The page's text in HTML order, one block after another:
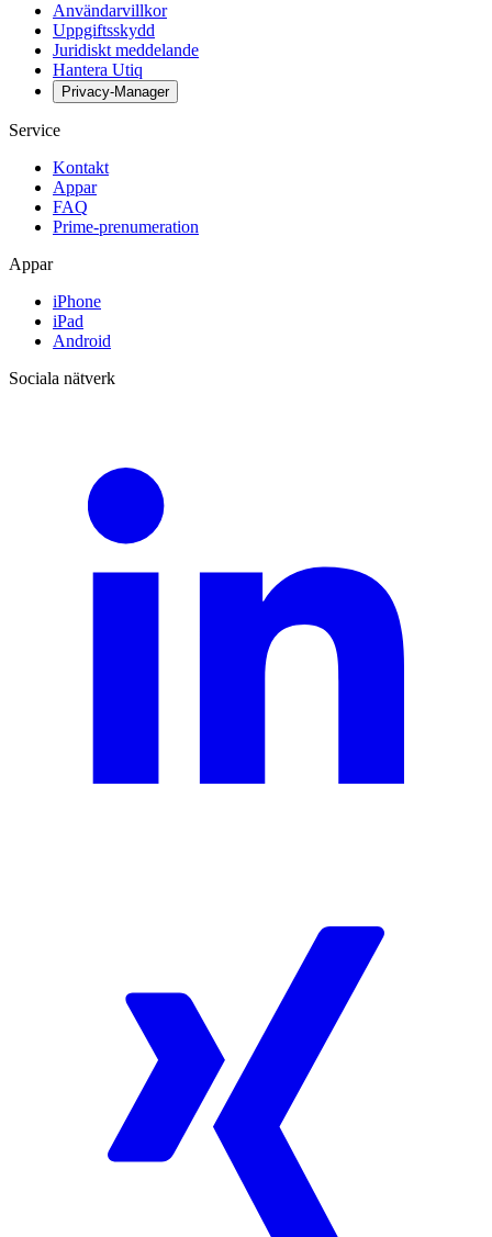
Användarvillkor
Uppgiftsskydd
Juridiskt meddelande
Hantera Utiq
Privacy-Manager
Service
Kontakt
Appar
FAQ
Prime-prenumeration
Appar
iPhone
iPad
Android
Sociala nätverk